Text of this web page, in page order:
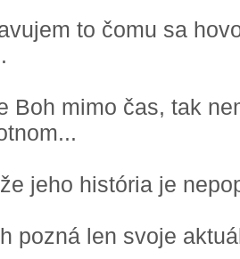
to čomu sa
Boh mimo čas, tak
jeho história je
pozná len svoje